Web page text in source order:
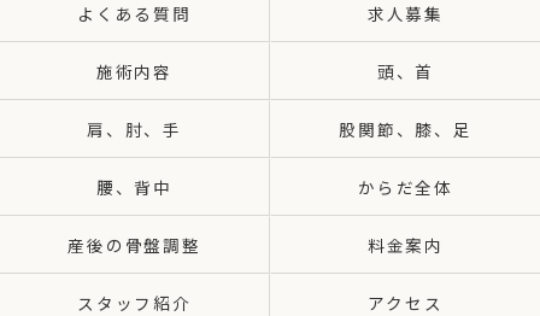
よくある質問 求人募集
施術内容 頭、首
肩、肘、手 股関節、膝、足
腰、背中 からだ全体
産後の骨盤調整 料金案内
スタッフ紹介 アクセス